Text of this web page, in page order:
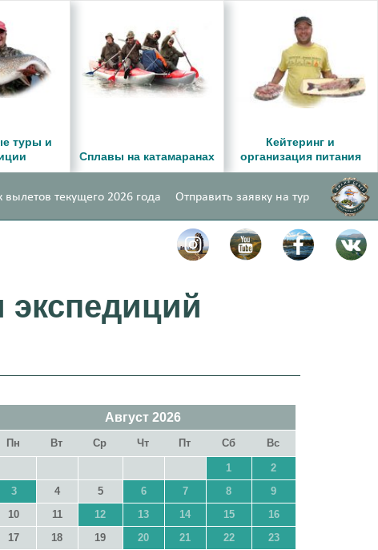
туры и
Сплавы на катамаранах
Кейтеринг и
организация питания
вылетов текущего 2026 года Отправить заявку на тур
экспедиций
Август 2026
Пн Вт Ср Чт Пт Сб Вс
1
2
3
4 5 6 7 8
9
10
11 12 13 14 15
16
17
18 19 20 21 22
23